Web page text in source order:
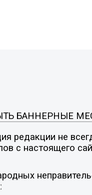
БАННЕРНЫЕ
редакции не
с настоящего